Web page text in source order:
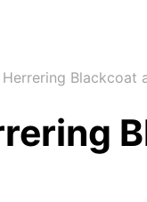
Herrering Blackcoat